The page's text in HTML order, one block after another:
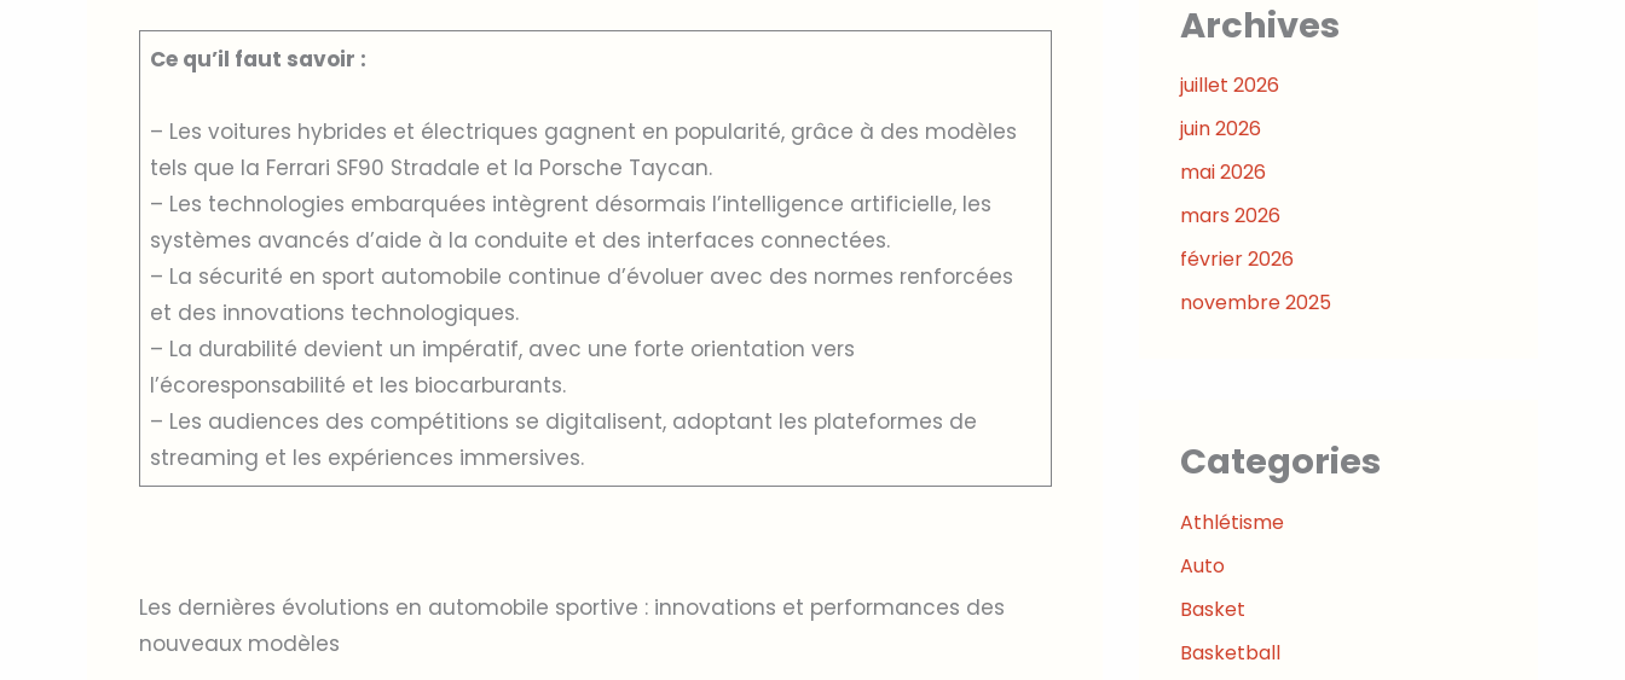
Ce qu’il faut savoir :
– Les voitures hybrides et électriques gagnent en popularité, grâce à des modèles
tels que la Ferrari SF90 Stradale et la Porsche Taycan.
– Les technologies embarquées intègrent désormais l’intelligence artificielle, les
systèmes avancés d’aide à la conduite et des interfaces connectées.
– La sécurité en sport automobile continue d’évoluer avec des normes renforcées
et des innovations technologiques.
– La durabilité devient un impératif, avec une forte orientation vers
l’écoresponsabilité et les biocarburants.
– Les audiences des compétitions se digitalisent, adoptant les plateformes de
streaming et les expériences immersives.
Les dernières évolutions en automobile sportive : innovations et performances des
nouveaux modèles
Archives
juillet 2026
juin 2026
mai 2026
mars 2026
février 2026
novembre 2025
Categories
Athlétisme
Auto
Basket
Basketball